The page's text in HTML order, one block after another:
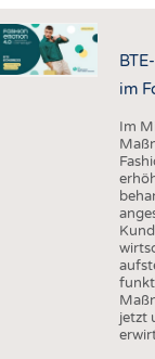
HAUS- UND
BEKLEIDUNG
AUSSCHREIBUNGEN
DTV
DAUNENCHECK
ADRESSEN & LINKS
im
Im
jetzt